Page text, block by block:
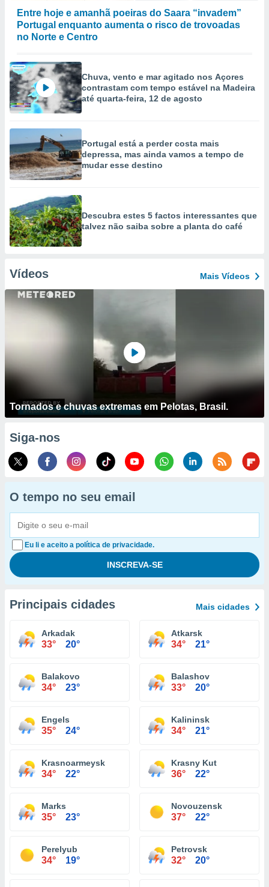
Entre hoje e amanhã poeiras do Saara “invadem”
Portugal enquanto aumenta o risco de trovoadas
no Norte e Centro
Chuva, vento e mar agitado nos Açores
contrastam com tempo estável na Madeira
até quarta-feira, 12 de agosto
Portugal está a perder costa mais
depressa, mas ainda vamos a tempo de
mudar esse destino
Descubra estes 5 factos interessantes que
talvez não saiba sobre a planta do café
Vídeos Mais Vídeos
Tornados e chuvas extremas em Pelotas, Brasil.
Siga-nos
O tempo no seu email
Eu li e aceito a política de privacidade.
Principais cidades Mais cidades
Arkadak
33° 20°
Atkarsk
34° 21°
Balakovo
34° 23°
Balashov
33° 20°
Engels
35° 24°
Kalininsk
34° 21°
Krasnoarmeysk
34° 22°
Krasny Kut
36° 22°
Marks
35° 23°
Novouzensk
37° 22°
Perelyub
34° 19°
Petrovsk
32° 20°